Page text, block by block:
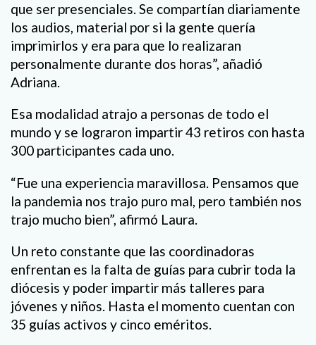
que ser presenciales. Se compartían diariamente
los audios, material por si la gente quería
imprimirlos y era para que lo realizaran
personalmente durante dos horas”, añadió
Adriana.
Esa modalidad atrajo a personas de todo el
mundo y se lograron impartir 43 retiros con hasta
300 participantes cada uno.
“Fue una experiencia maravillosa. Pensamos que
la pandemia nos trajo puro mal, pero también nos
trajo mucho bien”, afirmó Laura.
Un reto constante que las coordinadoras
enfrentan es la falta de guías para cubrir toda la
diócesis y poder impartir más talleres para
jóvenes y niños. Hasta el momento cuentan con
35 guías activos y cinco eméritos.